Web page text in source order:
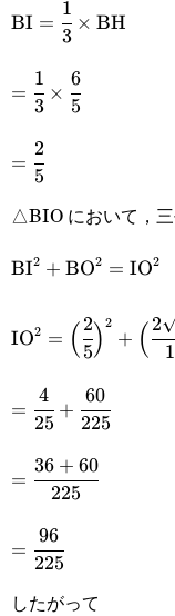
BI =
3
1
× BH
=\cfrac{1}
{3}\times\cfrac{6}
{5}
=
3
1
×
5
6
=\cfrac{2}
{5}
=
5
2
△BIO において，三
BI2 + BO2 = IO2
{15}\Big)^2
IO2 = ( 5
2) 2
+ ( 2
=\cfrac{4}
{25}+\cfrac{60}
{225}
=
25
4
+
225
60
=\cfrac{36+60}
{225}
=
225
36 + 60
=\cfrac{96}
{225}
=
225
96
したがって